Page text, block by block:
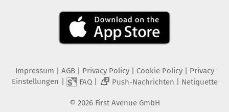
Impressum | AGB | Privacy Policy| Cookie Policy| Privacy
Einstellungen | FAQ| 2 Push-Nachrichten | Netiquette
© 2026 First Avenue GmbH